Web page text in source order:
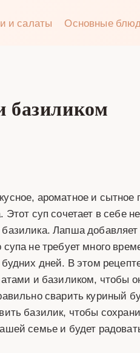
и салаты Основные
базиликом
ароматное и сытное
суп сочетает в себе
Лапша
не требует много
дней. В этом
и базиликом, чтобы
сварить куриный
базилик, чтобы
семье и будет